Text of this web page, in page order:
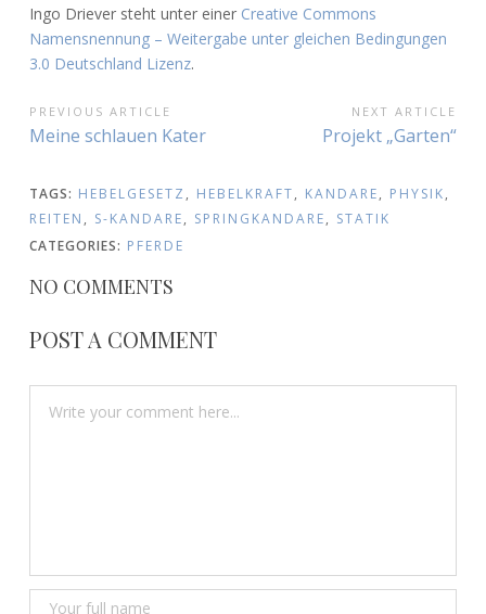
Ingo Driever steht unter einer Creative Commons
Namensnennung – Weitergabe unter gleichen Bedingungen
3.0 Deutschland Lizenz.
BEITRAGSNAVIGATION
PREVIOUS ARTICLE
Previous
Meine schlauen Kater
NEXT ARTICLE
Next
Projekt „Garten“
TAGS: HEBELGESETZ , HEBELKRAFT, KANDARE, PHYSIK,
REITEN , S-KANDARE, SPRINGKANDARE, STATIK
CATEGORIES: PFERDE
NO COMMENTS
POST A COMMENT